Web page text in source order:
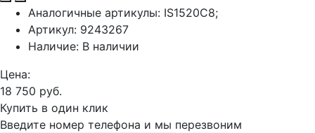
Аналогичные артикулы: IS1520C8;
Артикул: 9243267
Наличие: В наличии
Цена:
18 750 руб.
Купить в один клик
Введите номер телефона и мы перезвоним